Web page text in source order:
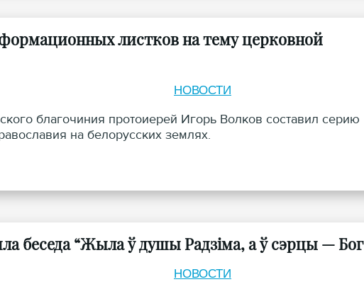
листков на тему церковной
НОВОСТИ
благочиния протоиерей Игорь Волков составил серию
на белорусских землях.
беседа “Жыла ў душы Радзіма, а ў сэрцы —
НОВОСТИ